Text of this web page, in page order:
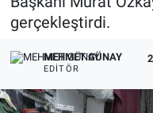
gerçekleştirdi.
MEHMET GÜNAY
EDITÖR